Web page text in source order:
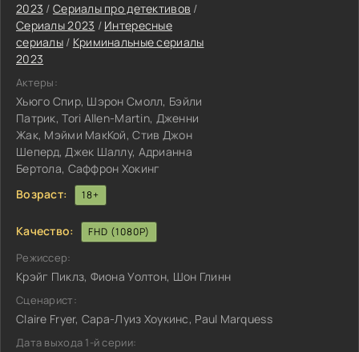
2023 / Сериалы про детективов /
Сериалы 2023 / Интересные
сериалы/ Криминальные сериалы
2023
Актеры:
Хьюго Спир, Шэрон Смолл, Бэйли
Патрик, Tori Allen-Martin, Дженни
Жак, Мэйми МакКой, Стив Джон
Шеперд, Джек Шаллу, Адрианна
Бертола, Саффрон Хокинг
Возраст:
18+
Качество: FHD (1080P)
Режиссер:
Крэйг Пиклз, Фиона Уолтон, Шон Глинн
Сценарист:
Claire Fryer, Сара-Луиз Хоукинс, Paul Marquess
Дата выхода 1-й серии: